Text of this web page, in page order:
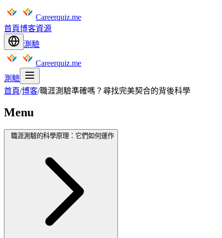
Careerquiz.me
首頁博客資源
測驗
Careerquiz.me
測驗
首頁/博客/職涯測驗準確嗎？尋找完美契合的背後科學
Menu
職涯測驗的科學原理：它們如何運作